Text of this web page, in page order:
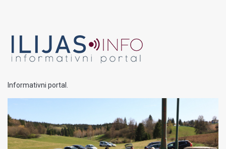
Informativni portal.